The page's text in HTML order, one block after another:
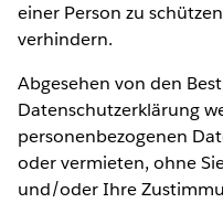
einer Person zu
verhindern.
Abgesehen von den
Datenschutzerklärung
personenbezogenen
oder vermieten, ohne
und/oder Ihre